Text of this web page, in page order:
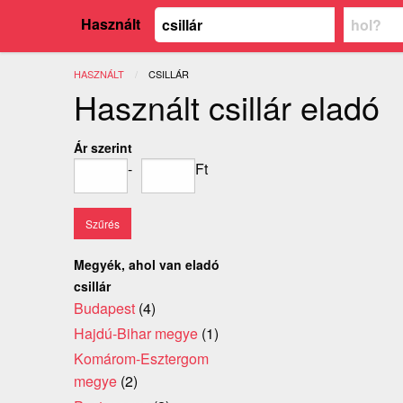
Használt
HASZNÁLT JELENLEGI:
CSILLÁR
Használt csillár eladó
Ár szerint
- Ft
Megyék, ahol van eladó
csillár
Budapest (4)
Hajdú-Bihar megye (1)
Komárom-Esztergom
megye (2)